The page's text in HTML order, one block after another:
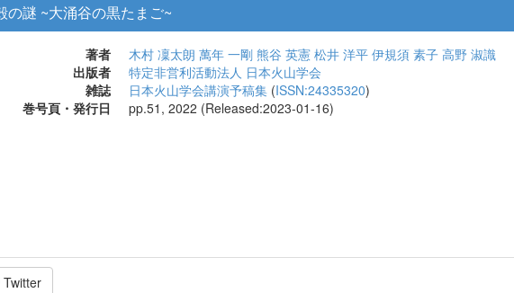
の謎 ~大涌谷の黒たまご~
著者 ⽊村 凜太朗 萬年 ⼀剛 熊⾕ 英憲 松井 洋平 伊規須 素⼦ ⾼野 淑識
出版者
特定非営利活動法人 日本火山学会
雑誌
日本火山学会講演予稿集 (ISSN:24335320)
巻号頁・発行日
pp.51, 2022 (Released:2023-01-16)
Twitter